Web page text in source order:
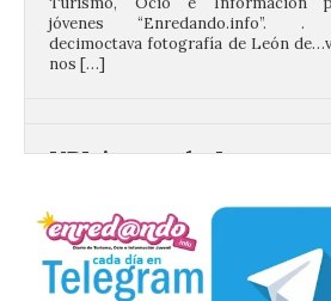
BIC en estado de ruina
Un Bien de
Cultural